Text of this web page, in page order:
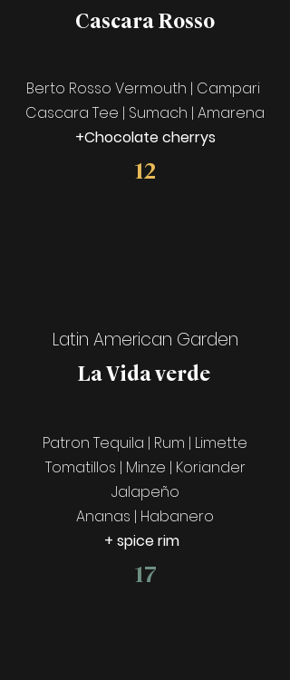
Cascara Rosso
Berto Rosso Vermouth | Campari
Cascara Tee | Sumach | Amarena
+Chocolate cherrys
12
Latin American Garden
La Vida verde
Patron Tequila | Rum | Limette
Tomatillos | Minze | Koriander
Jalapeño
Ananas | Habanero
+ spice rim
17